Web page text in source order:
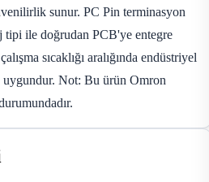
sunur. PC Pin terminasyon
ile doğrudan PCB'ye entegre
sıcaklığı aralığında endüstriyel
uygundur. Not: Bu ürün Omron